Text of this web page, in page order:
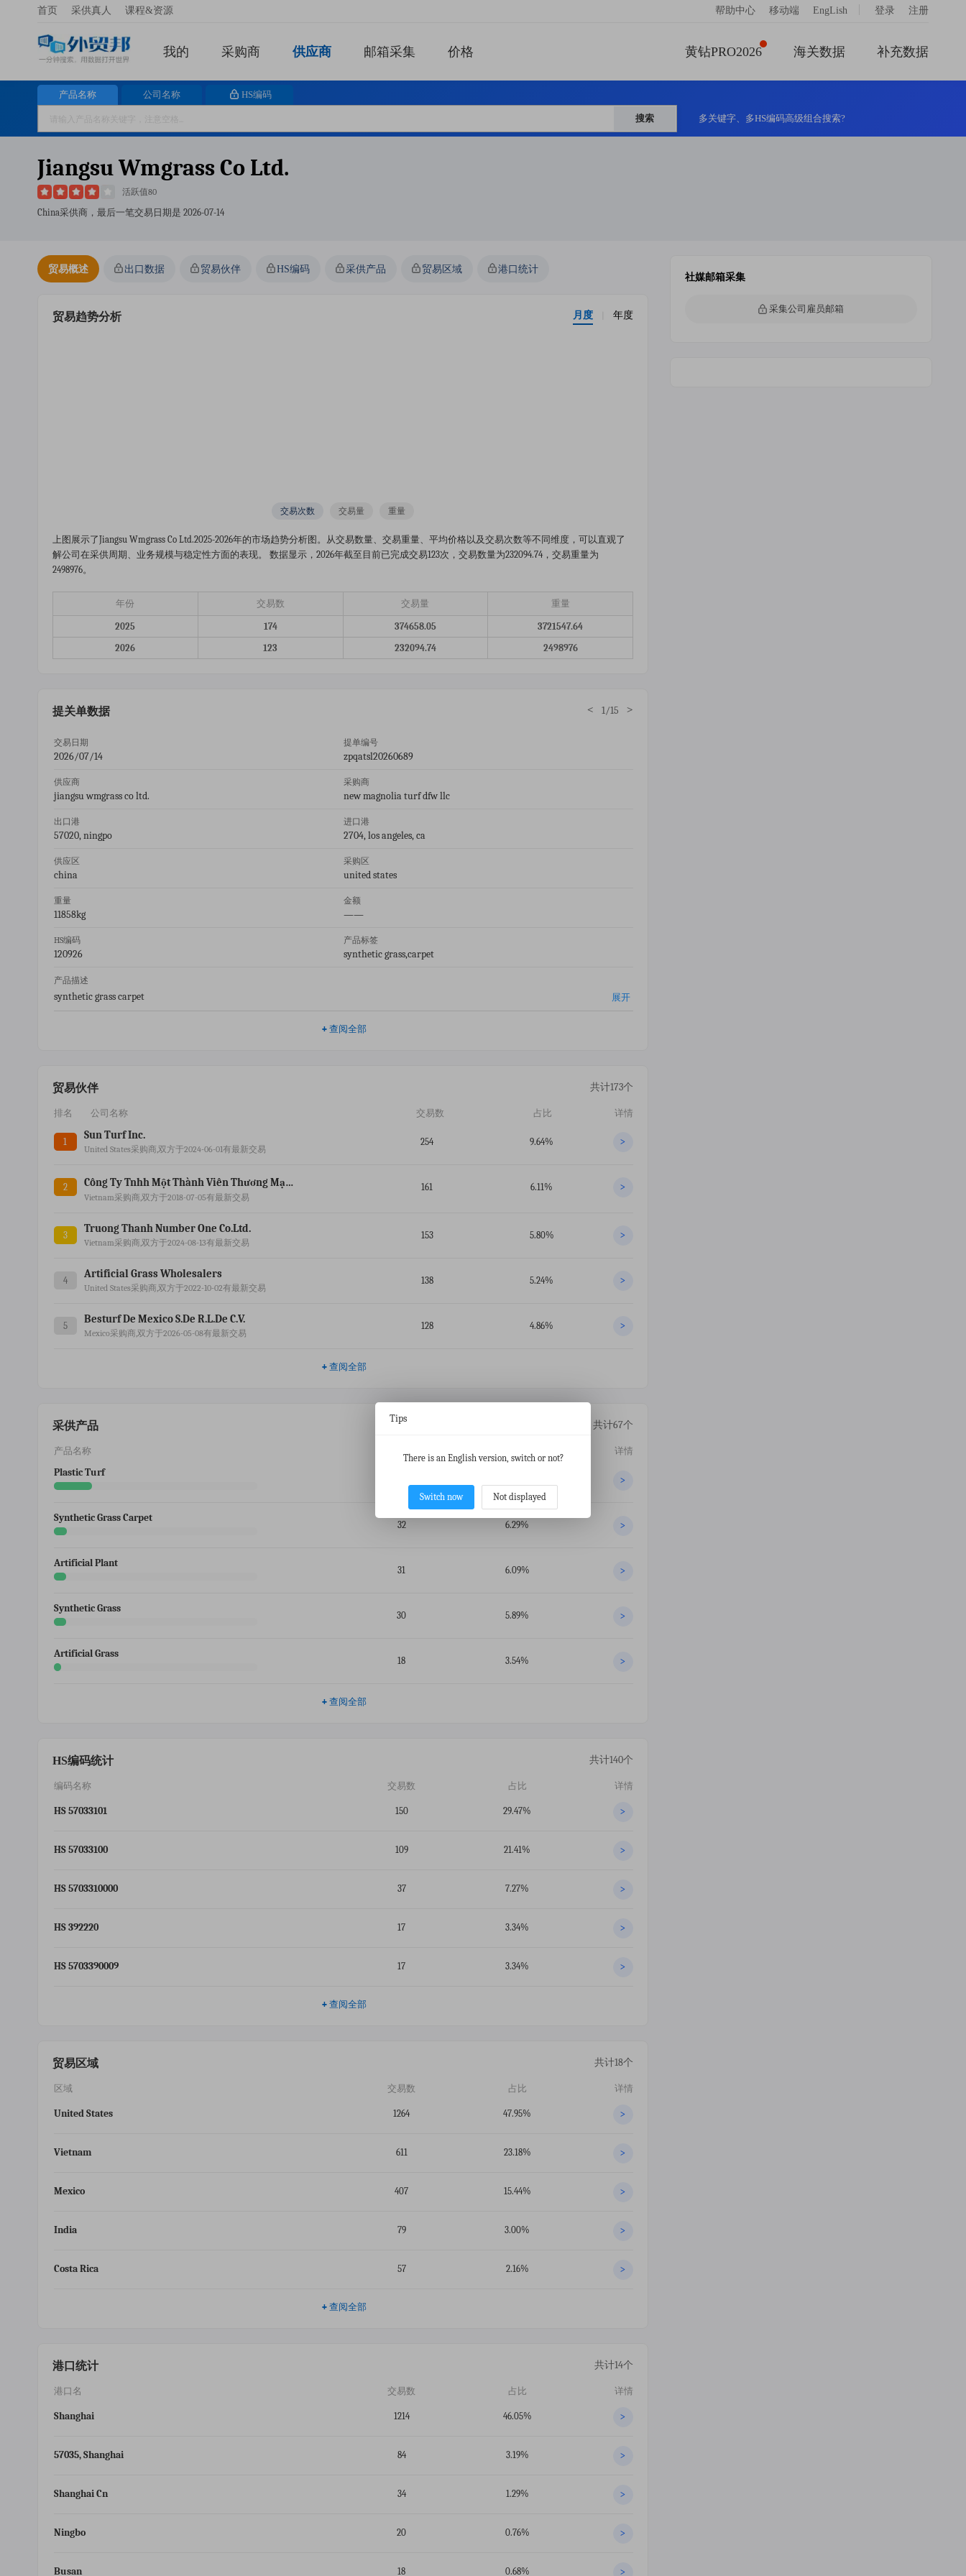
首页 采供真人 课程&资源 帮助中心 移动端 EngLish 登录 注册
我的 采购商 供应商 邮箱采集 价格 黄钻PRO2026 海关数据 补充数据
产品名称 公司名称 HS编码
搜索 多关键字、多HS编码高级组合搜索?
Jiangsu Wmgrass Co Ltd.
活跃值80
China采供商，最后一笔交易日期是 2026-07-14
贸易概述 出口数据 贸易伙伴 HS编码 采供产品 贸易区域 港口统计
贸易趋势分析 月度 年度
交易次数 交易量 重量
上图展示了jiangsu Wmgrass Co Ltd.2025-2026年的市场趋势分析图。从交易数量、交易重量、平均价格以及交易次数等不同维度，可以直观了
解公司在采供周期、业务规模与稳定性方面的表现。 数据显示，2026年截至目前已完成交易123次，交易数量为232094.74，交易重量为
2498976。
年份 交易数 交易量 重量
2025 174 374658.05
3721547.64
2026
123 232094.74 2498976
提关单数据 < 1/15 >
交易日期
2026/07/14
提单编号
zpqatsl20260689
供应商
jiangsu wmgrass co ltd.
采购商
new magnolia turf dfw llc
出口港
57020, ningpo
进口港
2704, los angeles, ca
供应区
china
采购区
united states
重量
11858kg
金额
——
HS编码
120926
产品标签
synthetic grass,carpet
产品描述
synthetic grass carpet 展开
+ 查阅全部
贸易伙伴 共计173个
排名 公司名称 交易数 占比 详情
1
Sun Turf Inc.
United States采购商,双方于2024-06-01有最新交易
254 9.64% >
2 Công Ty Tnhh Một Thành Viên Thương Mại Dịch Vụ Vân Đạt
Vietnam采购商,双方于2018-07-05有最新交易
161 6.11% >
3
Truong Thanh Number One Co.ltd.
Vietnam采购商,双方于2024-08-13有最新交易
153 5.80% >
4
Artificial Grass Wholesalers
United States采购商,双方于2022-10-02有最新交易
138 5.24% >
5
Besturf De Mexico S.de R.l.de C.v.
Mexico采购商,双方于2026-05-08有最新交易
128 4.86% >
+ 查阅全部
采供产品 共计67个
产品名称 交易数 详情
Plastic Turf
>
Synthetic Grass Carpet
32 6.29% >
Artificial Plant
31 6.09% >
Synthetic Grass
30 5.89% >
Artificial Grass
18 3.54% >
+ 查阅全部
HS编码统计 共计140个
编码名称 交易数 占比 详情
HS 57033101 150 29.47% >
HS 57033100 109 21.41% >
HS 5703310000 37 7.27% >
HS 392220 17 3.34% >
HS 5703390009 17 3.34% >
+ 查阅全部
贸易区域 共计18个
区域 交易数 占比 详情
United States 1264 47.95% >
Vietnam 611 23.18% >
Mexico 407 15.44% >
India 79 3.00% >
Costa Rica 57 2.16% >
+ 查阅全部
港口统计 共计14个
港口名 交易数 占比 详情
Shanghai 1214 46.05% >
57035, Shanghai 84 3.19% >
Shanghai Cn 34 1.29% >
Ningbo 20 0.76% >
Busan 18 0.68% >
社媒邮箱采集
采集公司雇员邮箱
Tips
There is an English version, switch or not?
Switch now Not displayed